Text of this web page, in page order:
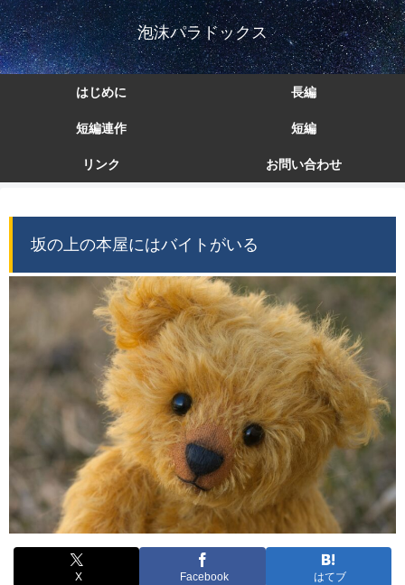
泡沫パラドックス
はじめに 長編
短編連作 短編
リンク お問い合わせ
坂の上の本屋にはバイトがいる
X Facebook はてブ